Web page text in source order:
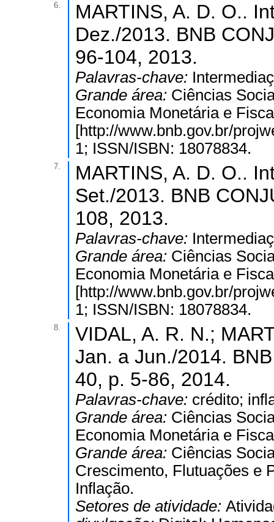
6.
MARTINS, A. D. O..
Dez./2013. BNB
96-104, 2013.
Palavras-chave:
Grande área: Ciências
Economia Monetária e
[http://www.bnb.gov.br/
1; ISSN/ISBN: 18078834.
7.
MARTINS, A. D. O..
Set./2013. BNB
108, 2013.
Palavras-chave:
Grande área: Ciências
Economia Monetária e
[http://www.bnb.gov.br/
1; ISSN/ISBN: 18078834.
8.
VIDAL, A. R. N.;
Jan. a Jun./2014.
40, p. 5-86, 2014.
Palavras-chave: crédito;
Grande área: Ciências
Economia Monetária e
Grande área: Ciências
Crescimento, Flutuações e
Inflação.
Setores de atividade: